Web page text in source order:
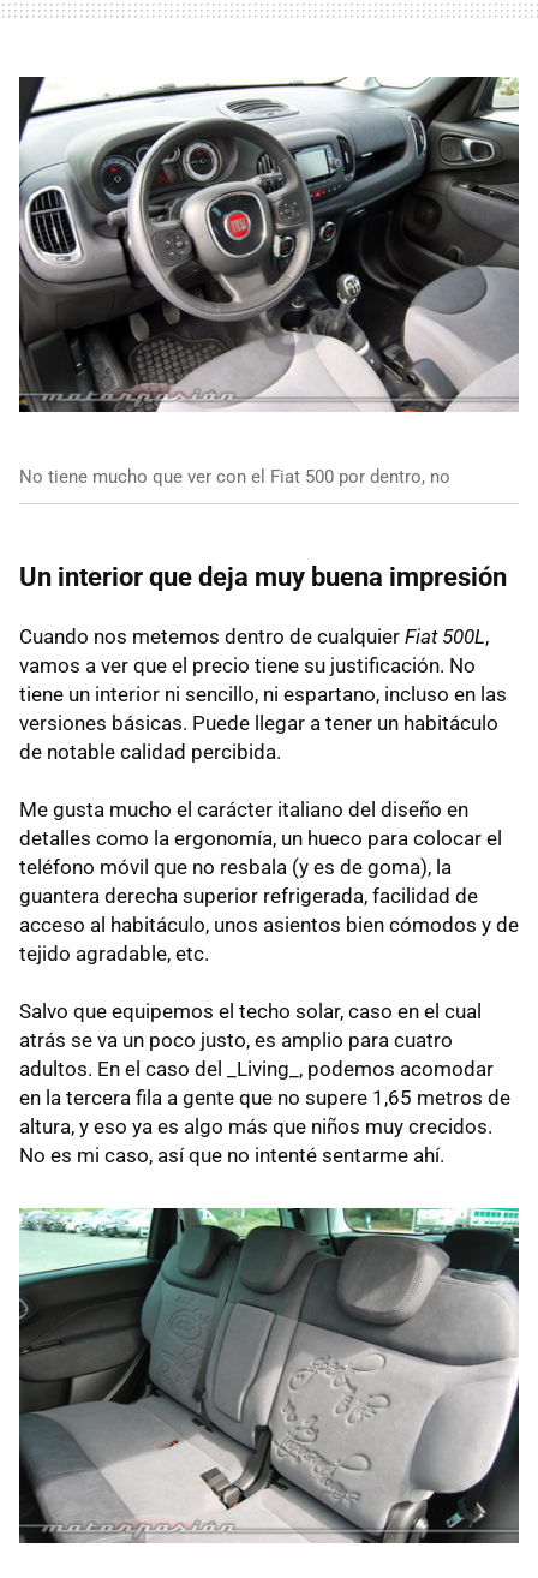
No tiene mucho que ver con el Fiat 500 por dentro, no
Un interior que deja muy buena impresión
Cuando nos metemos dentro de cualquier Fiat 500L,
vamos a ver que el precio tiene su justificación. No
tiene un interior ni sencillo, ni espartano, incluso en las
versiones básicas. Puede llegar a tener un habitáculo
de notable calidad percibida.
Me gusta mucho el carácter italiano del diseño en
detalles como la ergonomía, un hueco para colocar el
teléfono móvil que no resbala (y es de goma), la
guantera derecha superior refrigerada, facilidad de
acceso al habitáculo, unos asientos bien cómodos y de
tejido agradable, etc.
Salvo que equipemos el techo solar, caso en el cual
atrás se va un poco justo, es amplio para cuatro
adultos. En el caso del _Living_, podemos acomodar
en la tercera fila a gente que no supere 1,65 metros de
altura, y eso ya es algo más que niños muy crecidos.
No es mi caso, así que no intenté sentarme ahí.